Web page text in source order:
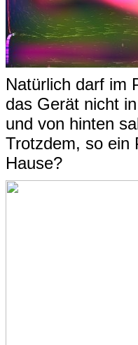
Natürlich darf im
das Gerät nicht
und von hinten
Trotzdem, so ein
Hause?